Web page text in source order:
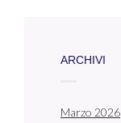
ARCHIVI
Marzo 2026